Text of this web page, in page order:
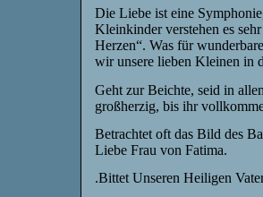
Die Liebe ist eine
Kleinkinder verstehen es
Herzen“. Was für
wir unsere lieben Kleinen in
Geht zur Beichte, seid in
großherzig, bis ihr
Betrachtet oft das Bild des
Liebe Frau von Fatima.
.Bittet Unseren Heiligen